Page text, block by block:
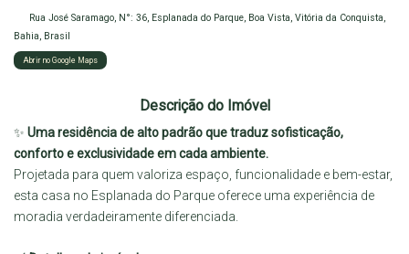
Rua José Saramago, N°: 36, Esplanada do Parque, Boa Vista, Vitória da Conquista,
Bahia, Brasil
Abrir no Google Maps
Descrição do Imóvel
✨ Uma residência de alto padrão que traduz sofisticação,
conforto e exclusividade em cada ambiente.
Projetada para quem valoriza espaço, funcionalidade e bem-estar,
esta casa no Esplanada do Parque oferece uma experiência de
moradia verdadeiramente diferenciada.